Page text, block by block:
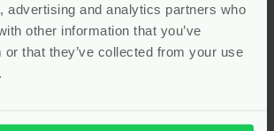
advertising and analytics partners who
other information that you’ve
or that they’ve collected from your use
Perfectly